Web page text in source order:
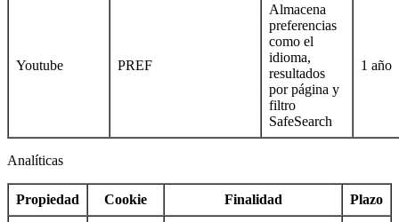
Youtube PREF
Almacena
preferencias
como el
idioma,
resultados
por página y
filtro
SafeSearch
1 año
Analíticas
Propiedad Cookie Finalidad Plazo